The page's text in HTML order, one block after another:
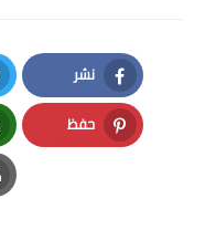
نشر
Facebook
حفظ
Pinterest